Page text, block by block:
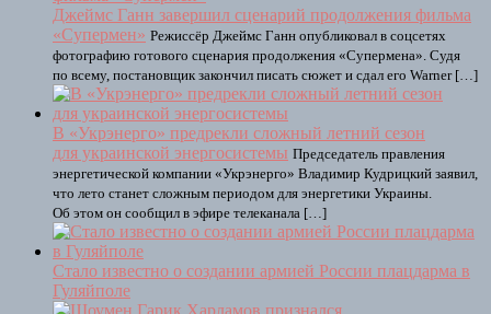
Джеймс Ганн завершил сценарий продолжения фильма
«Супермен» Режиссёр Джеймс Ганн опубликовал в соцсетях
фотографию готового сценария продолжения «Супермена». Судя
по всему, постановщик закончил писать сюжет и сдал его Warner […]
В «Укрэнерго» предрекли сложный летний сезон
для украинской энергосистемы Председатель правления
энергетической компании «Укрэнерго» Владимир Кудрицкий заявил,
что лето станет сложным периодом для энергетики Украины.
Об этом он сообщил в эфире телеканала […]
Стало известно о создании армией России плацдарма в
Гуляйполе